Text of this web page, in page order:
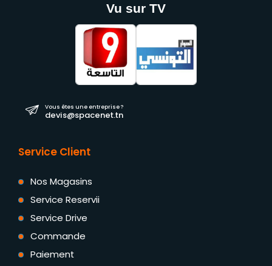
Vu sur TV
Vous êtes une entreprise ?
devis@spacenet.tn
Service Client
Nos Magasins
Service Reservii
Service Drive
Commande
Paiement